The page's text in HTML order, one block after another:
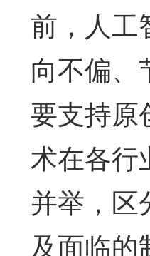
前，人工
向不偏、
要支持原
术在各行
并举，区
及面临的